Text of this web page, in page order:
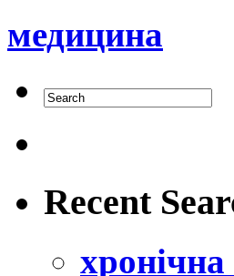
медицина
Recent